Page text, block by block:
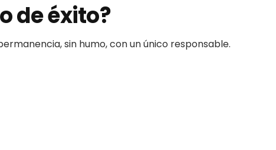
de éxito?
sin humo, con un único responsable.